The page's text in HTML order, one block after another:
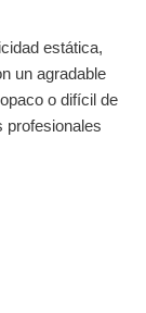
estática,
un agradable
o difícil de
profesionales